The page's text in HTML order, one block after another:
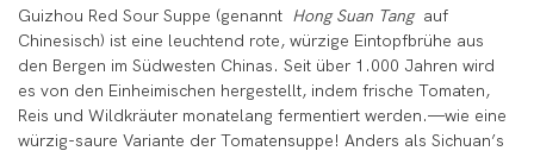
Guizhou Red Sour Suppe (genannt Hong Suan Tang auf
Chinesisch) ist eine leuchtend rote, würzige Eintopfbrühe aus
den Bergen im Südwesten Chinas. Seit über 1.000 Jahren wird
es von den Einheimischen hergestellt, indem frische Tomaten,
Reis und Wildkräuter monatelang fermentiert werden.—wie eine
würzig-saure Variante der Tomatensuppe! Anders als Sichuan’s